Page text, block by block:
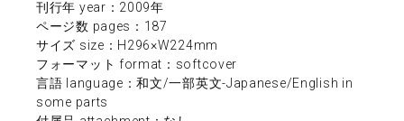
刊行年 year：2009年
ページ数 pages：187
サイズ size：H296×W224mm
フォーマット format：softcover
言語 language：和文/一部英文-Japanese/English in
some parts